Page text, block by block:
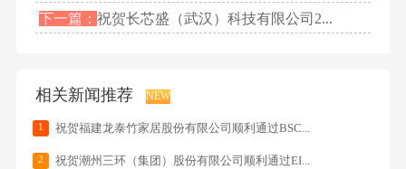
下一篇：祝贺长芯盛（武汉）科技有限公司2...
相关新闻推荐 NEW
1 祝贺福建龙泰竹家居股份有限公司顺利通过BSC...
2 祝贺潮州三环（集团）股份有限公司顺利通过EI...